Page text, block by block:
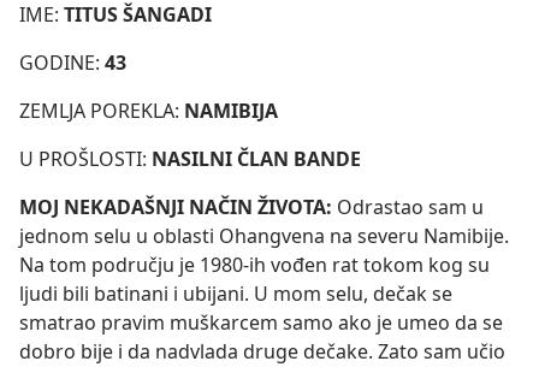
IME: TITUS ŠANGADI
GODINE: 43
ZEMLJA POREKLA: NAMIBIJA
U PROŠLOSTI: NASILNI ČLAN BANDE
MOJ NEKADAŠNJI NAČIN ŽIVOTA: Odrastao sam u
jednom selu u oblasti Ohangvena na severu Namibije.
Na tom području je 1980-ih vođen rat tokom kog su
ljudi bili batinani i ubijani. U mom selu, dečak se
smatrao pravim muškarcem samo ako je umeo da se
dobro bije i da nadvlada druge dečake. Zato sam učio